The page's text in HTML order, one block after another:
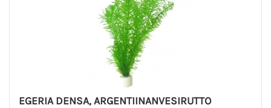
EGERIA DENSA, ARGENTIINANVESIRUTTO